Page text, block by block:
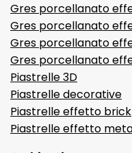
Gres porcellanato
Gres porcellanato
Gres porcellanato
Gres porcellanato
Piastrelle 3D
Piastrelle decorative
Piastrelle effetto brick
Piastrelle effetto